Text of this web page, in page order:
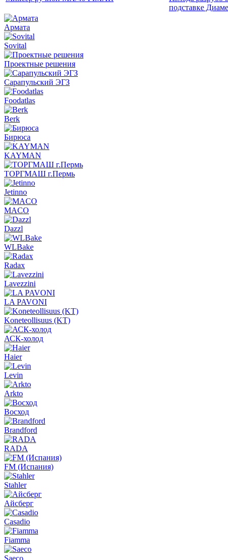
подставке
Армата
Sovital
Проектные решения
Сарапульский ЭГЗ
Foodatlas
Berk
Бирюса
KAYMAN
ТОРГМАШ г.Пермь
Jetinno
MACO
Dazzl
WLBake
Radax
Lavezzini
LA PAVONI
Koneteollisuus (KT)
АСК-холод
Haier
Levin
Arkto
Восход
Brandford
RADA
FM (Испания)
Stahler
Айсберг
Casadio
Fiamma
Saeco